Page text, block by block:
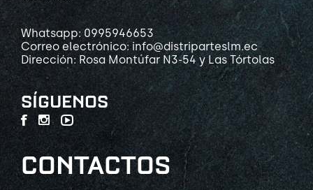
Whatsapp: 0995946653
Correo electrónico: info@distriparteslm.ec
Dirección: Rosa Montúfar N3-54 y Las Tórtolas
SÍGUENOS
CONTACTOS